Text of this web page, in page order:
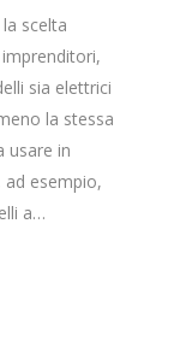
scelta
sia elettrici
la stessa
usare in
ad esempio,
a…